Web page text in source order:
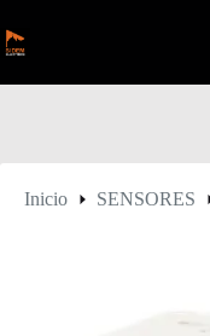
al
contenido
Inicio SENSORES